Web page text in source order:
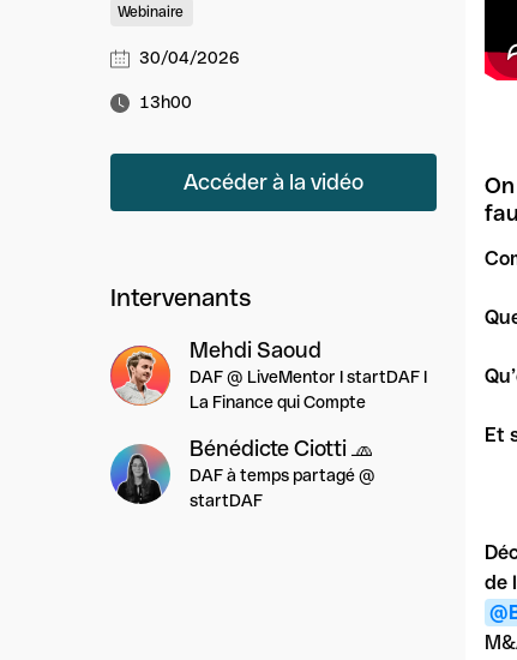
Webinaire
30/04/2026
13h00
Accéder à la vidéo
Intervenants
Mehdi Saoud
DAF @ LiveMentor I startDAF I
La Finance qui Compte
Bénédicte Ciotti 🧢
DAF à temps partagé @
startDAF
Et
de